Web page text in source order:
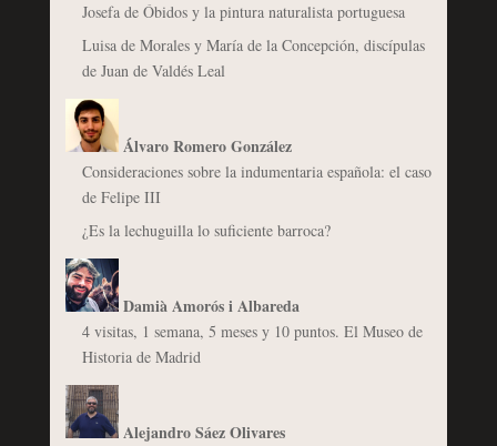
Josefa de Óbidos y la pintura naturalista portuguesa
Luisa de Morales y María de la Concepción, discípulas
de Juan de Valdés Leal
Álvaro Romero González
Consideraciones sobre la indumentaria española: el caso
de Felipe III
¿Es la lechuguilla lo suficiente barroca?
Damià Amorós i Albareda
4 visitas, 1 semana, 5 meses y 10 puntos. El Museo de
Historia de Madrid
Alejandro Sáez Olivares